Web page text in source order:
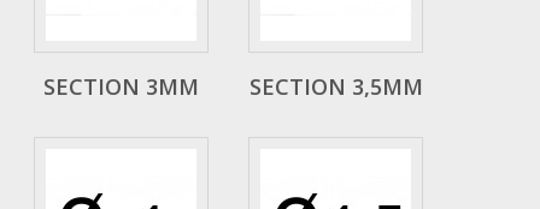
SECTION 3MM SECTION 3,5MM